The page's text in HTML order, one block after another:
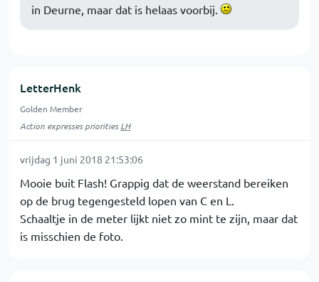
in Deurne, maar dat is helaas voorbij.
LetterHenk
Golden Member
Action expresses prioritiesLH
vrijdag 1 juni 2018 21:53:06
Mooie buit Flash! Grappig dat de weerstand bereiken
op de brug tegengesteld lopen van C en L.
Schaaltje in de meter lijkt niet zo mint te zijn, maar dat
is misschien de foto.